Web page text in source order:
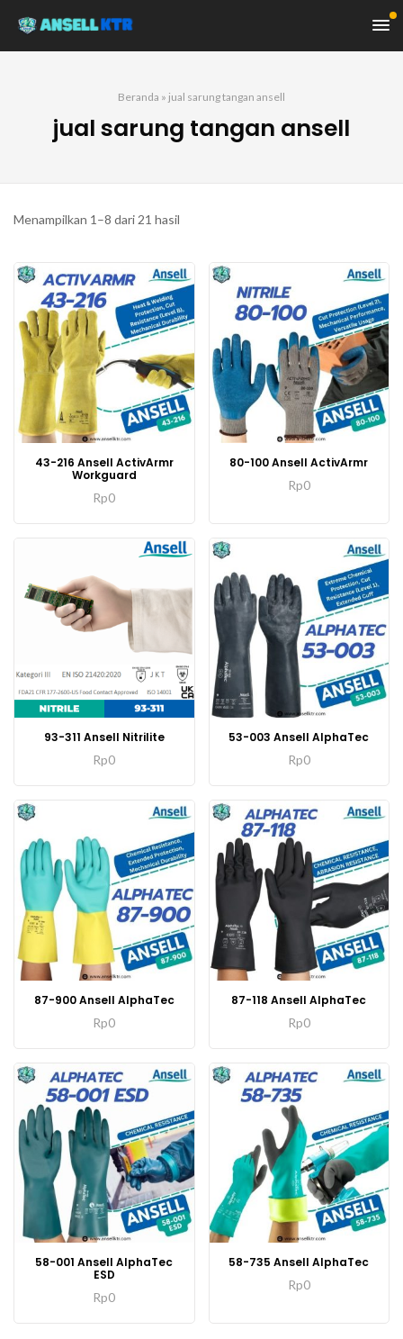
Beranda » jual sarung tangan ansell
jual sarung tangan ansell
Menampilkan 1–8 dari 21 hasil
yang
terbaru
43-216 Ansell ActivArmr
Workguard
Rp0
80-100 Ansell ActivArmr
Rp0
93-311 Ansell Nitrilite
Rp0
53-003 Ansell AlphaTec
Rp0
87-900 Ansell AlphaTec
Rp0
87-118 Ansell AlphaTec
Rp0
58-001 Ansell AlphaTec
ESD
Rp0
58-735 Ansell AlphaTec
Rp0